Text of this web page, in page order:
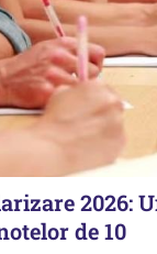
2026:
de 10